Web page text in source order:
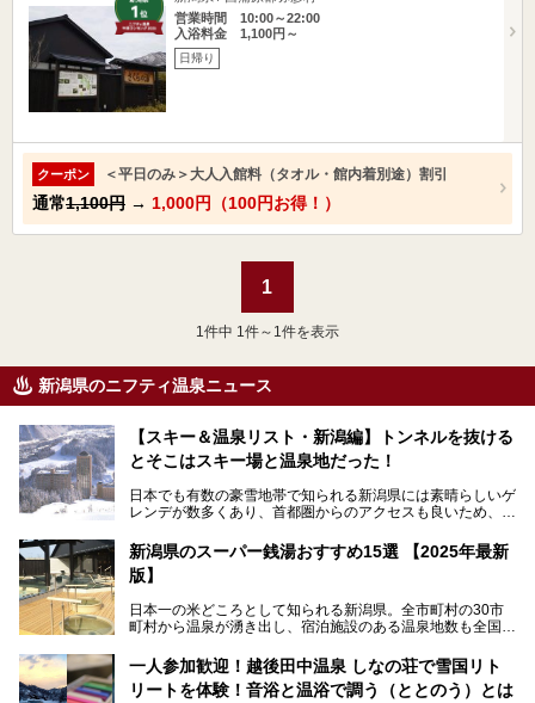
営業時間 10:00～22:00
入浴料金 1,100円～
日帰り
クーポン ＜平日のみ＞大人入館料（タオル・館内着別途）割引
通常1,100円 → 1,000円（100円お得！）
1
1 件中 1件～1件を表示
新潟県のニフティ温泉ニュース
【スキー＆温泉リスト・新潟編】トンネルを抜ける
とそこはスキー場と温泉地だった！
日本でも有数の豪雪地帯で知られる新潟県には素晴らしいゲ
レンデが数多くあり、首都圏からのアクセスも良いため、関
た全域にわたって月岡、赤倉、松之山、燕、妙高、岩室など
など、古くは文豪にも愛された歴史ある老舗温泉地が多いこ
とで知られています。
めに訪れたい、新潟県内にあるスキー場そばの温泉地をまと
めました。
新潟県のスーパー銭湯おすすめ15選 【2025年最新
版】
日本一の米どころとして知られる新潟県。全市町村の30市
町村から温泉が湧き出し、宿泊施設のある温泉地数も全国有
温泉が利用ができる宿泊施設も多く、スーパー銭湯も多彩な
サービスを提供する施設がいろいろ。
観光やレジャーに温泉を組み合わせれば、旅はさらに充実し
一人参加歓迎！越後田中温泉 しなの荘で雪国リト
リートを体験！音浴と温浴で調う（ととのう）とは